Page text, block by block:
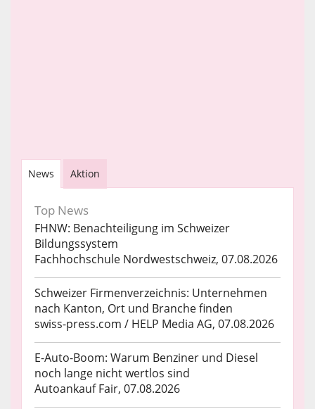
News Aktion
Top News
FHNW: Benachteiligung im Schweizer
Bildungssystem
Fachhochschule Nordwestschweiz, 07.08.2026
Schweizer Firmenverzeichnis: Unternehmen
nach Kanton, Ort und Branche finden
swiss-press.com / HELP Media AG, 07.08.2026
E-Auto-Boom: Warum Benziner und Diesel
noch lange nicht wertlos sind
Autoankauf Fair, 07.08.2026